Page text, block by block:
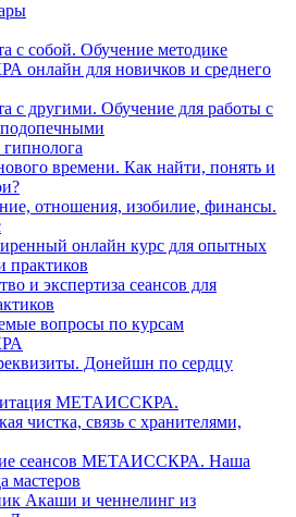
с собой. Обучение методике
для новичков и среднего
с другими. Обучение для работы с
времени. Как найти, понять и
отношения, изобилие, финансы.
онлайн курс для опытных
практиков
и экспертиза сеансов для
вопросы по курсам
Донейшн по сердцу
МЕТАИССКРА.
чистка, связь с хранителями,
сеансов МЕТАИССКРА. Наша
мастеров
Акаши и ченнелинг из